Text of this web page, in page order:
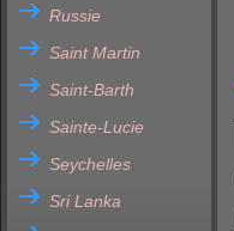
Russie
Saint Martin
Saint-Barth
Sainte-Lucie
Seychelles
Sri Lanka